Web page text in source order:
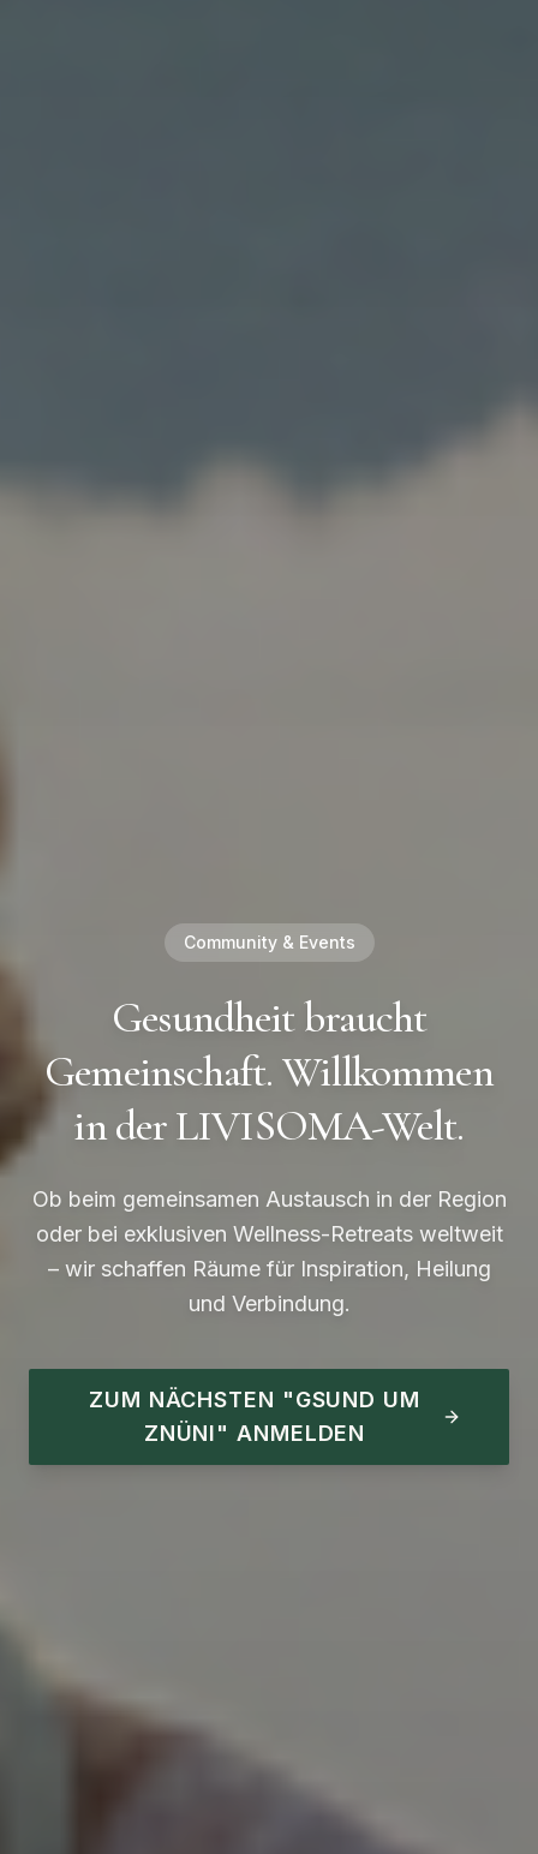
Community & Events
Gesundheit braucht
Gemeinschaft. Willkommen
in der LIVISOMA-Welt.
Ob beim gemeinsamen Austausch in der Region
oder bei exklusiven Wellness-Retreats weltweit
– wir schaffen Räume für Inspiration, Heilung
und Verbindung.
ZUM NÄCHSTEN "GSUND UM
ZNÜNI" ANMELDEN